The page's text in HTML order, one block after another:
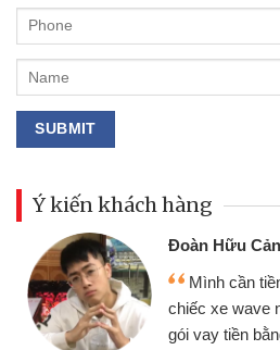
Ý kiến khách hàng
Đoàn Hữu
Mình cần
chiếc xe wave
gói vay tiền